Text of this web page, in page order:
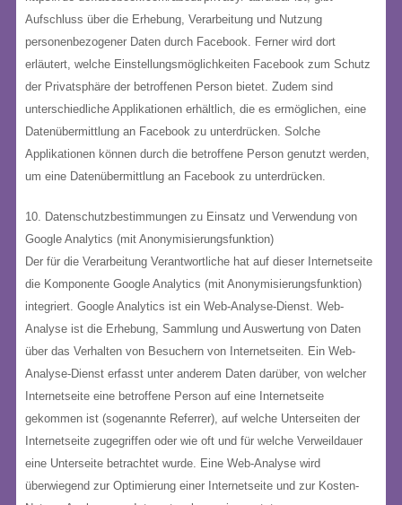
Aufschluss über die Erhebung, Verarbeitung und Nutzung
personenbezogener Daten durch Facebook. Ferner wird dort
erläutert, welche Einstellungsmöglichkeiten Facebook zum Schutz
der Privatsphäre der betroffenen Person bietet. Zudem sind
unterschiedliche Applikationen erhältlich, die es ermöglichen, eine
Datenübermittlung an Facebook zu unterdrücken. Solche
Applikationen können durch die betroffene Person genutzt werden,
um eine Datenübermittlung an Facebook zu unterdrücken.
10. Datenschutzbestimmungen zu Einsatz und Verwendung von
Google Analytics (mit Anonymisierungsfunktion)
Der für die Verarbeitung Verantwortliche hat auf dieser Internetseite
die Komponente Google Analytics (mit Anonymisierungsfunktion)
integriert. Google Analytics ist ein Web-Analyse-Dienst. Web-
Analyse ist die Erhebung, Sammlung und Auswertung von Daten
über das Verhalten von Besuchern von Internetseiten. Ein Web-
Analyse-Dienst erfasst unter anderem Daten darüber, von welcher
Internetseite eine betroffene Person auf eine Internetseite
gekommen ist (sogenannte Referrer), auf welche Unterseiten der
Internetseite zugegriffen oder wie oft und für welche Verweildauer
eine Unterseite betrachtet wurde. Eine Web-Analyse wird
überwiegend zur Optimierung einer Internetseite und zur Kosten-